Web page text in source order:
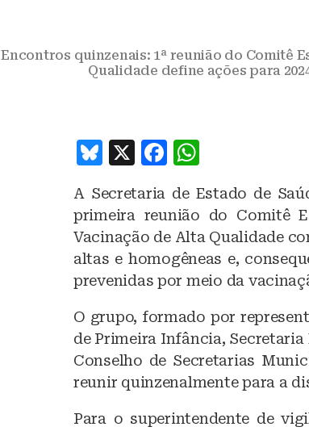
Encontros quinzenais: 1ª reunião do Comitê
Qualidade define ações para
B
e
s
k
y
X
F
c
e
b
o
o
k
at
s
A
p
p
A Secretaria de Estado de
primeira reunião do Comitê
Vacinação de Alta Qualidade
altas e homogêneas e,
prevenidas por meio da
O grupo, formado por
de Primeira Infância, Secretaria
Conselho de Secretarias
reunir quinzenalmente para a
Para o superintendente de